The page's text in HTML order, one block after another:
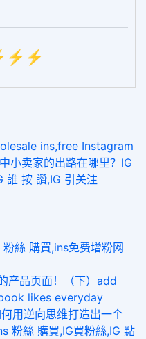
ins,free Instagram
小卖家的出路在哪里？IG
誰 按 讚,IG 引关注
絲 購買,ins免费增粉网
产品页面！（下）add
likes everyday
用逆向思维打造出一个
粉絲 購買,IG買粉絲,IG 點